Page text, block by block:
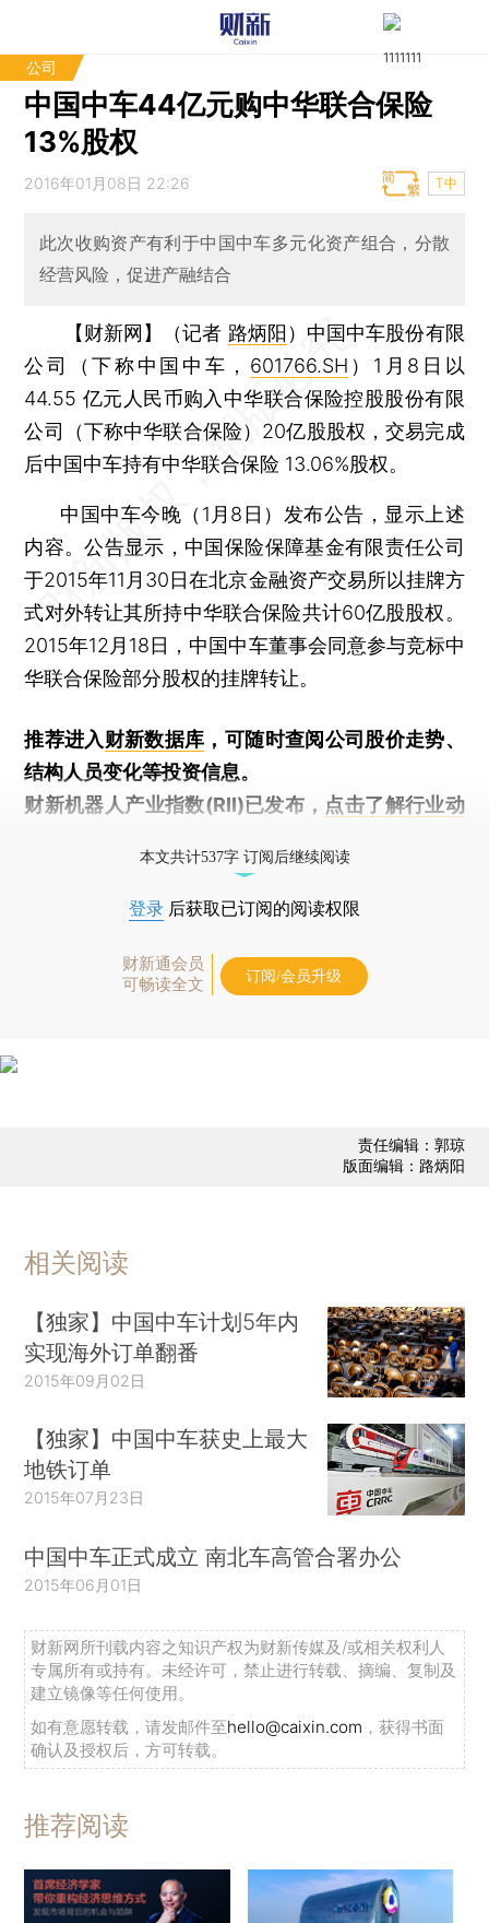
公司
中国中车44亿元购中华联合保险
13%股权
2016年01月08日 22:26 T中
此次收购资产有利于中国中车多元化资产组合，分散
经营风险，促进产融结合
【财新网】（记者 路炳阳 ） 中国中车股份有限
公司（下称中国中车， 601766.SH ）1月8日以
44.55 亿元人民币购入中华联合保险控股股份有限
公司（下称中华联合保险）20亿股股权，交易完成
后中国中车持有中华联合保险 13.06%股权。
中国中车今晚（1月8日）发布公告，显示上述
内容。公告显示，中国保险保障基金有限责任公司
于2015年11月30日在北京金融资产交易所以挂牌方
式对外转让其所持中华联合保险共计60亿股股权。
2015年12月18日，中国中车董事会同意参与竞标中
华联合保险部分股权的挂牌转让。
推荐进入财新数据库 ，可随时查阅公司股价走势、
结构人员变化等投资信息。
财新机器人产业指数(RII)已发布， 点击了解行业动
本文共计537字 订阅后继续阅读
登录 后获取已订阅的阅读权限
财新通会员
可畅读全文
订阅/会员升级
责任编辑：郭琼
版面编辑：路炳阳
相关阅读
【独家】中国中车计划5年内
实现海外订单翻番
2015年09月02日
【独家】中国中车获史上最大
地铁订单
2015年07月23日
中国中车正式成立 南北车高管合署办公
2015年06月01日
财新网所刊载内容之知识产权为财新传媒及/或相关权利人
专属所有或持有。未经许可，禁止进行转载、摘编、复制及
建立镜像等任何使用。
如有意愿转载，请发邮件至hello@caixin.com ，获得书面
确认及授权后，方可转载。
推荐阅读